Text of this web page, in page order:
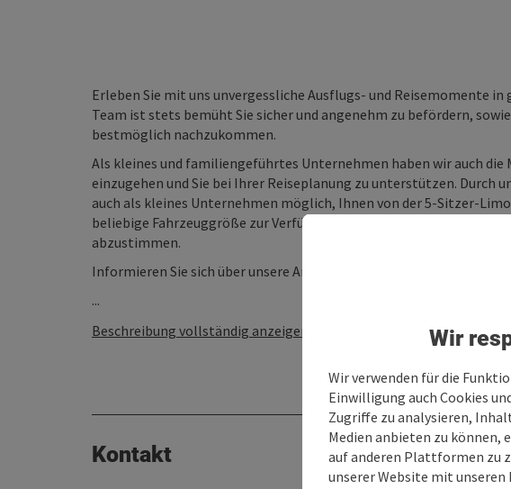
Erleben Sie mit uns unvergessliche Ausflugs- und Reisemomente
Team ist stets bemüht Sie sicher und angenehm zu befördern,
bestmöglich nachzukommen.
Als kleines und familiengeführtes Unternehmen haben wir auch
einzugehen und Sie bei Ihrer Reiseplanung zu unterstützen. Durch
auch als kleines Unternehmen möglich, Ihnen von der 5-Sitzer-
beliebige Fahrzeuggröße zur Verfügung zu stellen und unser
abzustimmen.
Informieren Sie sich über unsere Angebote und treten Sie gerne mit
...
Beschreibung vollständig anzeigen
Kontakt
Wir
Wir verwenden für die
Einwilligung auch Cookies
Zugriffe zu analysieren,
Medien anbieten zu können,
auf anderen Plattformen zu
unserer Website mit unseren